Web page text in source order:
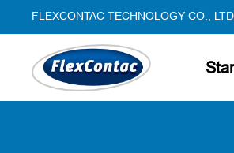
FLEXCONTAC TECHNOLOGY CO., LTD